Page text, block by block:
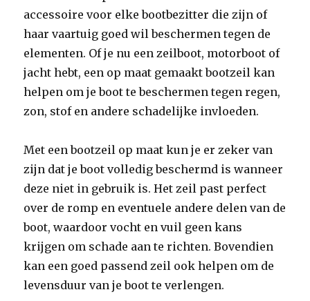
accessoire voor elke bootbezitter die zijn of
haar vaartuig goed wil beschermen tegen de
elementen. Of je nu een zeilboot, motorboot of
jacht hebt, een op maat gemaakt bootzeil kan
helpen om je boot te beschermen tegen regen,
zon, stof en andere schadelijke invloeden.
Met een bootzeil op maat kun je er zeker van
zijn dat je boot volledig beschermd is wanneer
deze niet in gebruik is. Het zeil past perfect
over de romp en eventuele andere delen van de
boot, waardoor vocht en vuil geen kans
krijgen om schade aan te richten. Bovendien
kan een goed passend zeil ook helpen om de
levensduur van je boot te verlengen.